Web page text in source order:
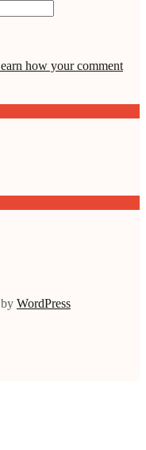
how your comment
WordPress